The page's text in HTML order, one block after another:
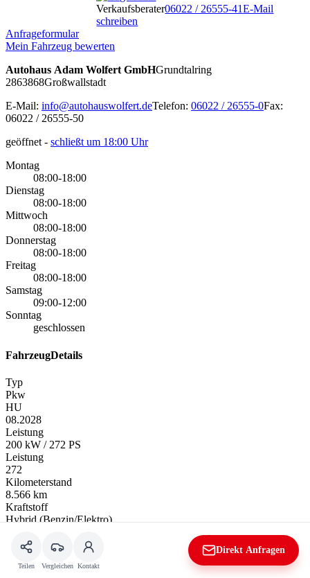
Verkaufsberater06022 / 26555-41E-Mail
schreiben
Anfrageformular
Mein Fahrzeug bewerten
Autohaus Adam Wolfert GmbHGrundtalring
2863868Großwallstadt
E-Mail: info@autohauswolfert.deTelefon: 06022 / 26555-0Fax:
06022 / 26555-50
geöffnet-
schließt um 18:00 Uhr
Montag
08:00-18:00
Dienstag
08:00-18:00
Mittwoch
08:00-18:00
Donnerstag
08:00-18:00
Freitag
08:00-18:00
Samstag
09:00-12:00
Sonntag
geschlossen
FahrzeugDetails
Typ
Pkw
HU
08.2028
Leistung
200 kW / 272 PS
Leistung
272
Kilometerstand
8.566 km
Kraftstoff
Hybrid (Benzin/Elektro)
Anzahl Türen
4/5Teilen Vergleichen Kontakt
Direkt Anfragen